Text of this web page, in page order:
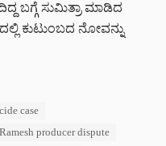
ಬಗ್ಗೆ ಸುಮಿತ್ರಾ ಮಾಡಿದ
ಕುಟುಂಬದ ನೋವನ್ನು
case
producer dispute